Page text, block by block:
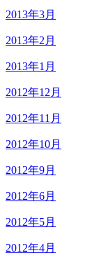
2013年3月
2013年2月
2013年1月
2012年12月
2012年11月
2012年10月
2012年9月
2012年6月
2012年5月
2012年4月